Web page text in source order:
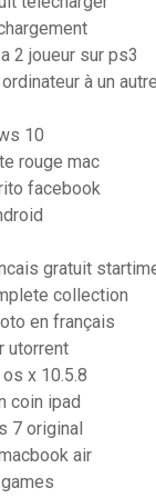
2 joueur sur ps3
à un
10
rouge mac
facebook
gratuit
collection
en français
utorrent
x 10.5.8
coin ipad
7 original
air